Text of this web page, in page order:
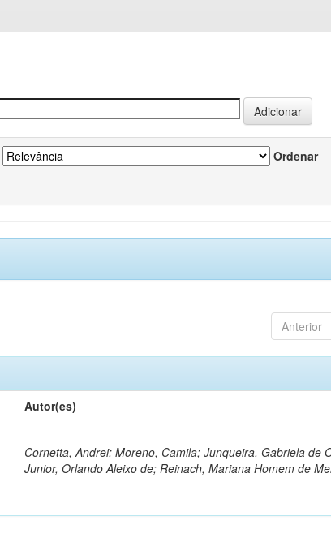
Ordenar
Anterior
Autor(es)
Cornetta, Andrei; Moreno, Camila; Junqueira, Gabriela de
Junior, Orlando Aleixo de; Reinach, Mariana Homem de